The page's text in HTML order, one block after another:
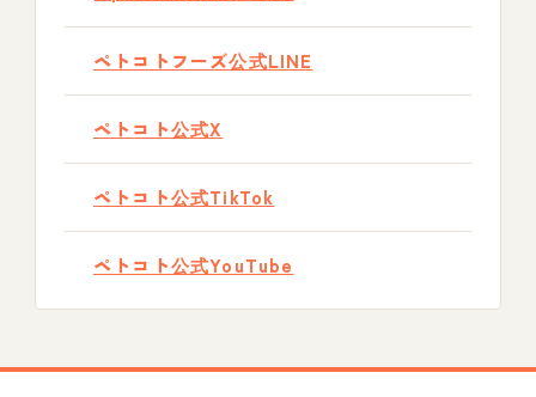
ペトコトフーズ公式LINE
ペトコト公式X
ペトコト公式TikTok
ペトコト公式YouTube